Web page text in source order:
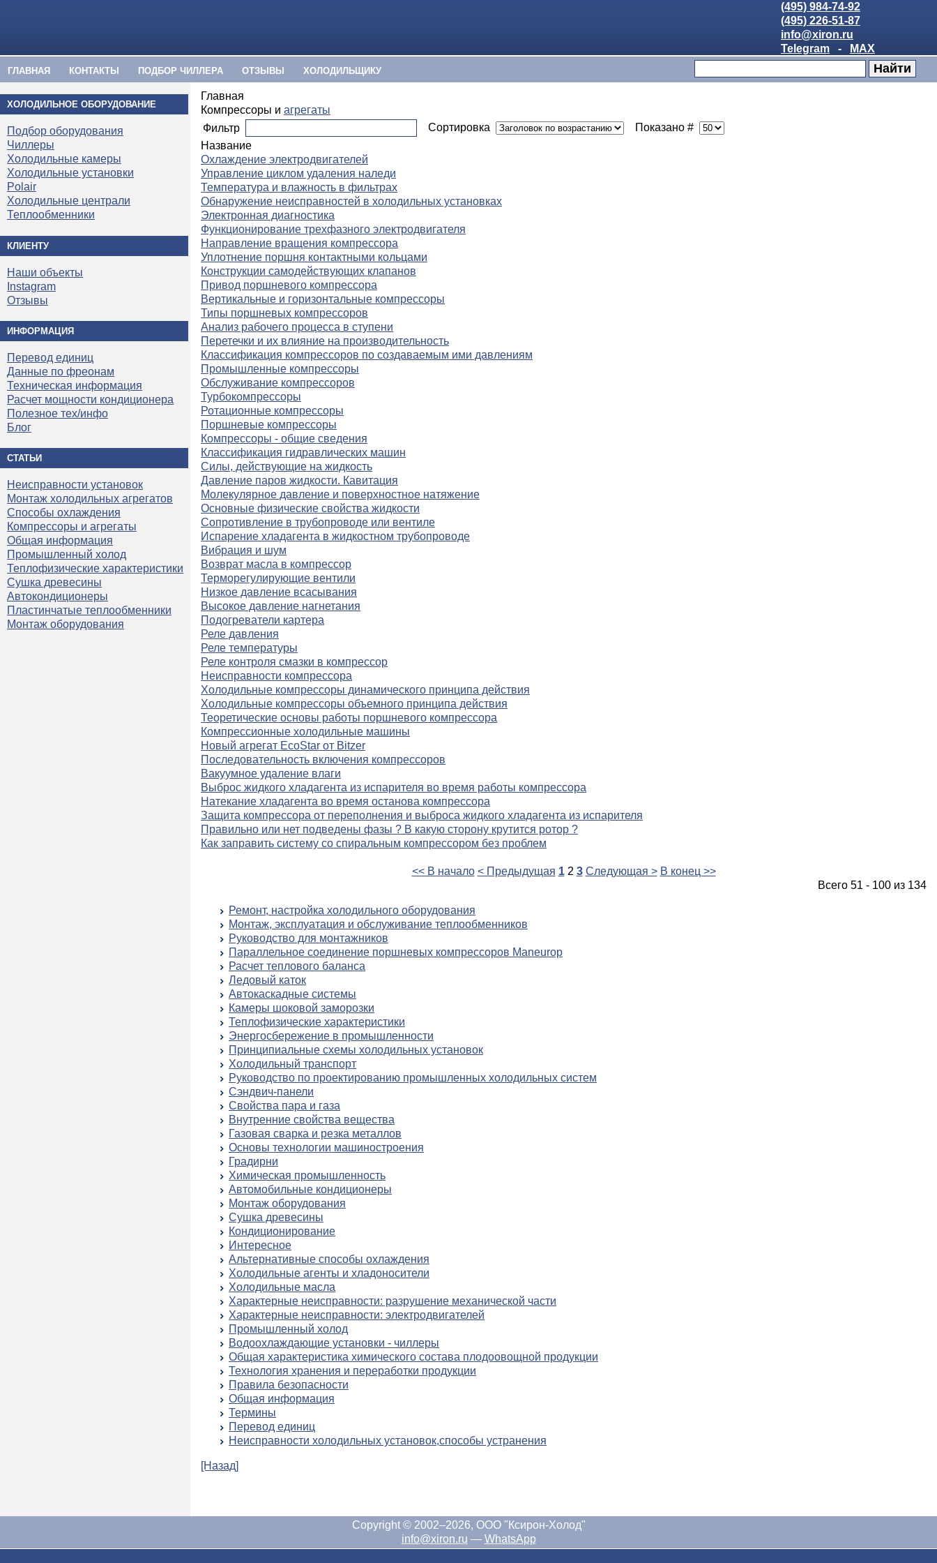
(495) 984-74-92
(495) 226-51-87
info@xiron.ru
Telegram
- MAX
ГЛАВНАЯ КОНТАКТЫ ПОДБОР ЧИЛЛЕРА ОТЗЫВЫ ХОЛОДИЛЬЩИКУ
ХОЛОДИЛЬНОЕ ОБОРУДОВАНИЕ
Подбор оборудования
Чиллеры
Холодильные камеры
Холодильные установки
Polair
Холодильные централи
Теплообменники
КЛИЕНТУ
Наши объекты
Instagram
Отзывы
ИНФОРМАЦИЯ
Перевод единиц
Данные по фреонам
Техническая информация
Расчет мощности кондиционера
Полезное тех/инфо
Блог
СТАТЬИ
Неисправности установок
Монтаж холодильных агрегатов
Способы охлаждения
Компрессоры и агрегаты
Общая информация
Промышленный холод
Теплофизические характеристики
Сушка древесины
Автокондиционеры
Пластинчатые теплообменники
Монтаж оборудования
Главная
Компрессоры и агрегаты
Фильтр
Сортировка
Показано #
Название
Охлаждение электродвигателей
Управление циклом удаления наледи
Температура и влажность в фильтрах
Обнаружение неисправностей в холодильных установках
Электронная диагностика
Функционирование трехфазного электродвигателя
Направление вращения компрессора
Уплотнение поршня контактными кольцами
Конструкции самодействующих клапанов
Привод поршневого компрессора
Вертикальные и горизонтальные компрессоры
Типы поршневых компрессоров
Анализ рабочего процесса в ступени
Перетечки и их влияние на производительность
Классификация компрессоров по создаваемым ими давлениям
Промышленные компрессоры
Обслуживание компрессоров
Турбокомпрессоры
Ротационные компрессоры
Поршневые компрессоры
Компрессоры - общие сведения
Классификация гидравлических машин
Силы, действующие на жидкость
Давление паров жидкости. Кавитация
Молекулярное давление и поверхностное натяжение
Основные физические свойства жидкости
Сопротивление в трубопроводе или вентиле
Испарение хладагента в жидкостном трубопроводе
Вибрация и шум
Возврат масла в компрессор
Терморегулирующие вентили
Низкое давление всасывания
Высокое давление нагнетания
Подогреватели картера
Реле давления
Реле температуры
Реле контроля смазки в компрессор
Неисправности компрессора
Холодильные компрессоры динамического принципа действия
Холодильные компрессоры объемного принципа действия
Теоретические основы работы поршневого компрессора
Компрессионные холодильные машины
Новый агрегат EcoStar от Bitzer
Последовательность включения компрессоров
Вакуумное удаление влаги
Выброс жидкого хладагента из испарителя во время работы компрессора
Натекание хладагента во время останова компрессора
Защита компрессора от переполнения и выброса жидкого хладагента из испарителя
Правильно или нет подведены фазы ? В какую сторону крутится ротор ?
Как заправить систему со спиральным компрессором без проблем
<< В начало < Предыдущая 1 2 3 Следующая > В конец >>
Всего 51 - 100 из 134
Ремонт, настройка холодильного оборудования
Монтаж, эксплуатация и обслуживание теплообменников
Руководство для монтажников
Параллельное соединение поршневых компрессоров Maneurop
Расчет теплового баланса
Ледовый каток
Автокаскадные системы
Камеры шоковой заморозки
Теплофизические характеристики
Энергосбережение в промышленности
Принципиальные схемы холодильных установок
Холодильный транспорт
Руководство по проектированию промышленных холодильных систем
Сэндвич-панели
Свойства пара и газа
Внутренние свойства вещества
Газовая сварка и резка металлов
Основы технологии машиностроения
Градирни
Химическая промышленность
Автомобильные кондиционеры
Монтаж оборудования
Сушка древесины
Кондиционирование
Интересное
Альтернативные способы охлаждения
Холодильные агенты и хладоносители
Холодильные масла
Характерные неисправности: разрушение механической части
Характерные неисправности: электродвигателей
Промышленный холод
Водоохлаждающие установки - чиллеры
Общая характеристика химического состава плодоовощной продукции
Технология хранения и переработки продукции
Правила безопасности
Общая информация
Термины
Перевод единиц
Неисправности холодильных установок,способы устранения
[Назад]
Copyright © 2002–2026, ООО "Ксирон-Холод"
info@xiron.ru — WhatsApp